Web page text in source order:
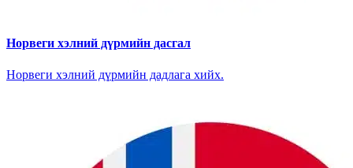
Норвеги хэлний дүрмийн дасгал
Норвеги хэлний дүрмийн дадлага хийх.